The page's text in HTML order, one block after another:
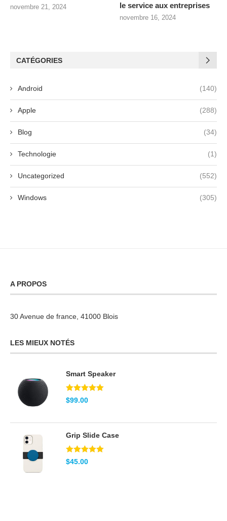
novembre 21, 2024
le service aux entreprises
novembre 16, 2024
CATÉGORIES
Android (140)
Apple (288)
Blog (34)
Technologie (1)
Uncategorized (552)
Windows (305)
A PROPOS
30 Avenue de france, 41000 Blois
LES MIEUX NOTÉS
Smart Speaker
Note5.00
sur 5
$99.00
Grip Slide Case
Note5.00
sur 5
$45.00